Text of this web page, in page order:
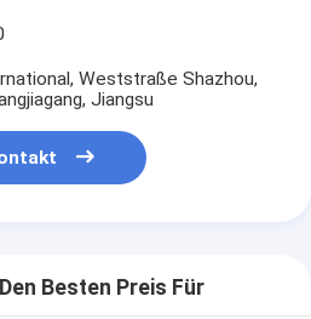
Weststraße Shazhou,
Jiangsu
Besten Preis Für